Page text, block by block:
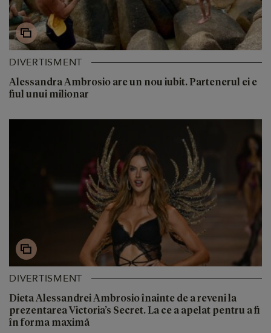
DIVERTISMENT
Alessandra Ambrosio are un nou iubit. Partenerul ei e
fiul unui milionar
DIVERTISMENT
Dieta Alessandrei Ambrosio înainte de a reveni la
prezentarea Victoria’s Secret. La ce a apelat pentru a fi
în forma maximă